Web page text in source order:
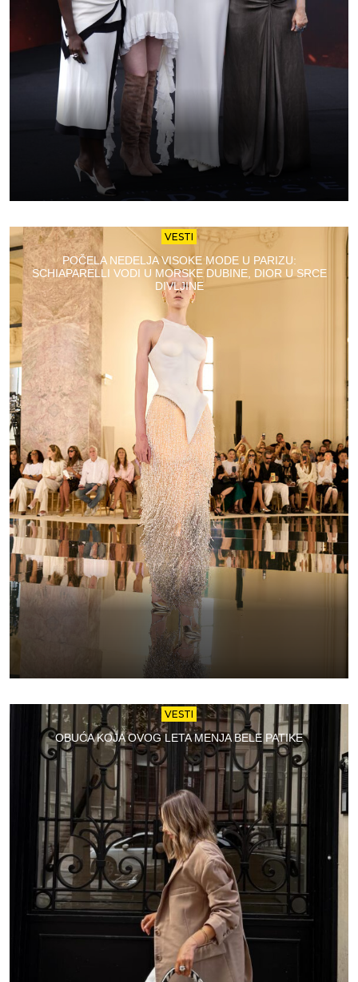
VESTI
POČELA NEDELJA VISOKE MODE U PARIZU:
SCHIAPARELLI VODI U MORSKE DUBINE, DIOR U SRCE
DIVLJINE
VESTI
OBUĆA KOJA OVOG LETA MENJA BELE PATIKE